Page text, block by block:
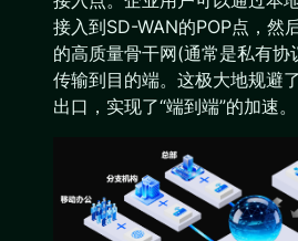
接入到SD-WAN的POP点，然
的高质量骨干网(通常是私有协
传输到目的端。这极大地规避
出口，实现了“端到端”的加速。